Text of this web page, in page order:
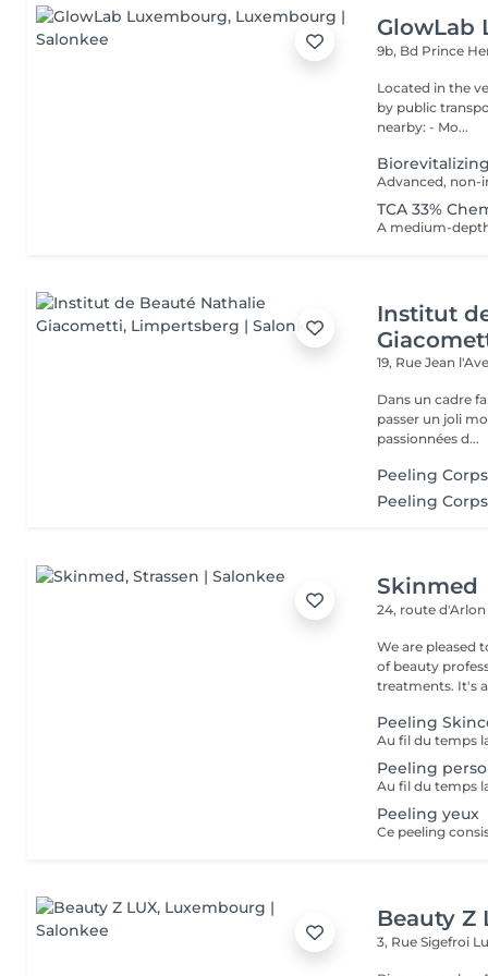
GlowLab
9b, Bd Prince
Located in the very heart
by public transport:
nearby: - Mo...
TCA 33%
Institut
19, Rue Jean
Dans un cadre
passer un joli
passionnées d...
Peeling Corps
Peeling
Skinmed
24, route
We are pleased to
of beauty
treatments. It's
Peeling
Peeling
Peeling yeux
Beauty Z
3, Rue Sigefroi